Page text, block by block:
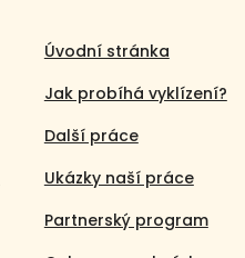
Úvodní stránka
Jak probíhá vyklízení?
Další práce
Ukázky naší práce
Partnerský program